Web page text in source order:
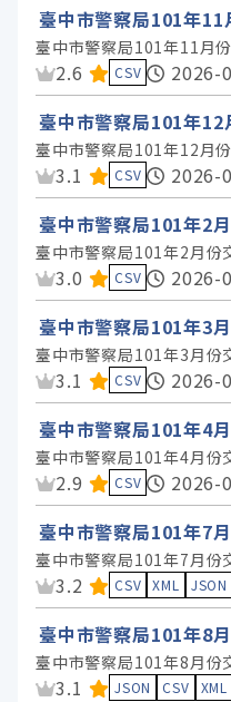
臺中市政府地方稅
臺中市政府民政局
臺中市政府秘書處
服務分類
格式
標籤
授權
臺中市警察局101年11
臺中市警察局101年11月
資料集評分：
2.6 CSV
2026-
臺中市警察局101年12
臺中市警察局101年12月
資料集評分：
3.1 CSV
2026-
臺中市警察局101年2
臺中市警察局101年2月份
資料集評分：
3.0 CSV
2026-
臺中市警察局101年3
臺中市警察局101年3月份
資料集評分：
3.1 CSV
2026-
臺中市警察局101年4
臺中市警察局101年4月份
資料集評分：
2.9 CSV
2026-
臺中市警察局101年7
臺中市警察局101年7月份
資料集評分：
3.2 CSV XML JSON
臺中市警察局101年8
臺中市警察局101年8月份
資料集評分：
3.1 JSON CSV XML